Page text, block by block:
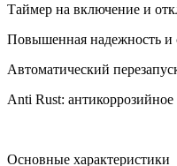
Таймер на включение и
Повышенная надежность и
Автоматический
Anti Rust:
Основные характеристики